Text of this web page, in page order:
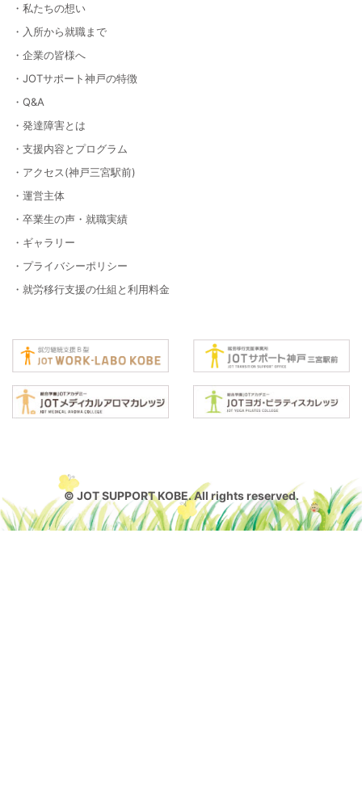
・私たちの想い
・入所から就職まで
・企業の皆様へ
・JOTサポート神戸の特徴
・Q&A
・発達障害とは
・支援内容とプログラム
・アクセス(神戸三宮駅前)
・運営主体
・卒業生の声・就職実績
・ギャラリー
・プライバシーポリシー
・就労移行支援の仕組と利用料金
© JOT SUPPORT KOBE. All rights reserved.